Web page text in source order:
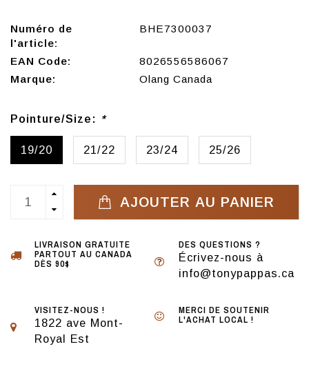
Numéro de
l'article:
BHE7300037
EAN Code:
8026556586067
Marque:
Olang Canada
Pointure/Size: *
19/20 21/22 23/24 25/26
AJOUTER AU PANIER
LIVRAISON GRATUITE
PARTOUT AU CANADA
DÈS 90$
DES QUESTIONS ?
Écrivez-nous à
info@tonypappas.ca
VISITEZ-NOUS !
1822 ave Mont-
Royal Est
MERCI DE SOUTENIR
L'ACHAT LOCAL !